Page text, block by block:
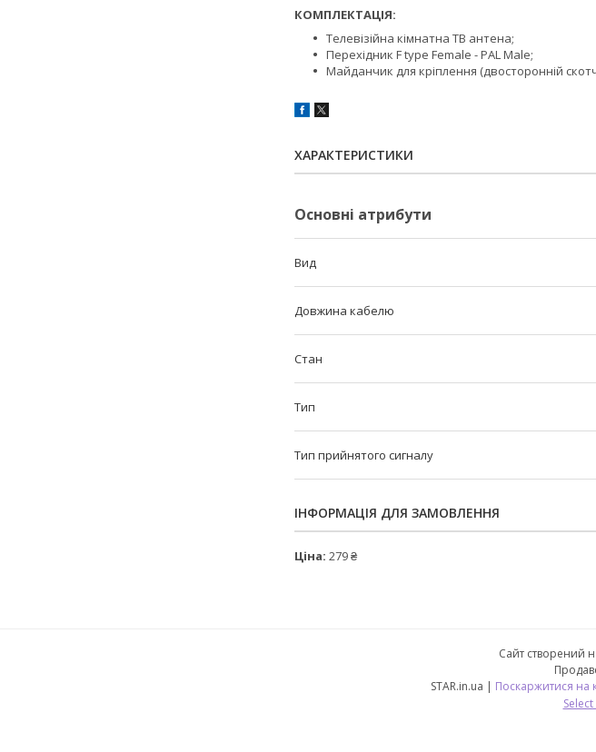
КОМПЛЕКТАЦІЯ:
Телевізійна кімнатна ТВ антена;
Перехідник F type Female - PAL Male;
Майданчик для кріплення (двосторонній
ХАРАКТЕРИСТИКИ
Основні атрибути
Вид
Довжина кабелю
Стан
Тип
Тип прийнятого сигналу
ІНФОРМАЦІЯ ДЛЯ ЗАМОВЛЕННЯ
Ціна: 279 ₴
Сайт створений
STAR.in.ua | Поскаржитися на